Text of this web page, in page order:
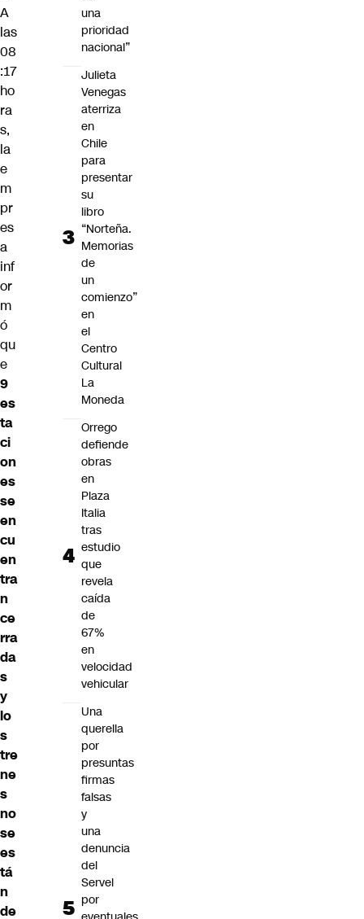
A
las
08
:17
ho
ra
s,
la
e
m
pr
es
a
inf
or
m
ó
qu
e
9
es
ta
ci
on
es
se
en
cu
en
tra
n
ce
rra
da
s
y
lo
s
tre
ne
s
no
se
es
tá
n
de
una
prioridad
nacional”
Julieta
Venegas
aterriza
en
Chile
para
presentar
su
libro
“Norteña.
Memorias
de
un
comienzo”
en
el
Centro
Cultural
La
Moneda
Orrego
defiende
obras
en
Plaza
Italia
tras
estudio
que
revela
caída
de
67%
en
velocidad
vehicular
Una
querella
por
presuntas
firmas
falsas
y
una
denuncia
del
Servel
por